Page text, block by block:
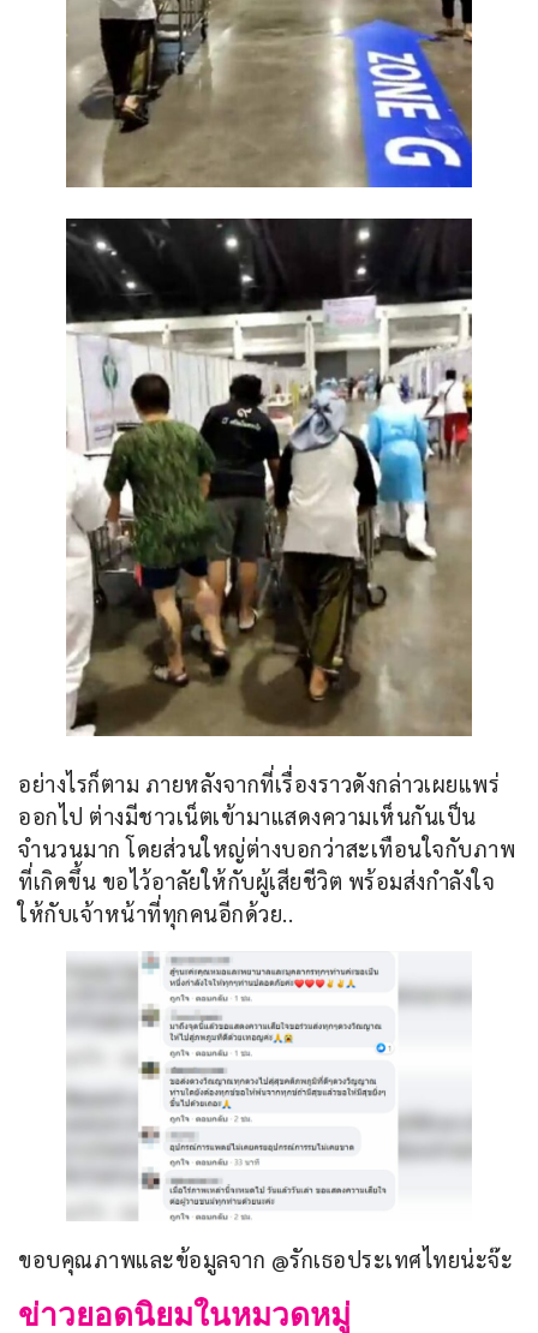
อย่างไรก็ตาม ภายหลังจากที่เรื่องราวดังกล่าวเผยแพร่
ออกไป ต่างมีชาวเน็ตเข้ามาแสดงความเห็นกันเป็น
จำนวนมาก โดยส่วนใหญ่ต่างบอกว่าสะเทือนใจกับภาพ
ที่เกิดขึ้น ขอไว้อาลัยให้กับผู้เสียชีวิต พร้อมส่งกำลังใจ
ให้กับเจ้าหน้าที่ทุกคนอีกด้วย..
ขอบคุณภาพและข้อมูลจาก @รักเธอประเทศไทยน่ะจ๊ะ
ข่าวยอดนิยมในหมวดหมู่